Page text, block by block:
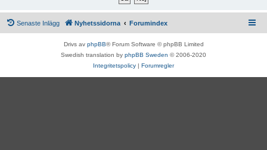
Senaste Inlägg Nyhetssidorna Forumindex
Drivs av phpBB® Forum Software © phpBB Limited
Swedish translation by phpBB Sweden © 2006-2020
Integritetspolicy | Forumregler